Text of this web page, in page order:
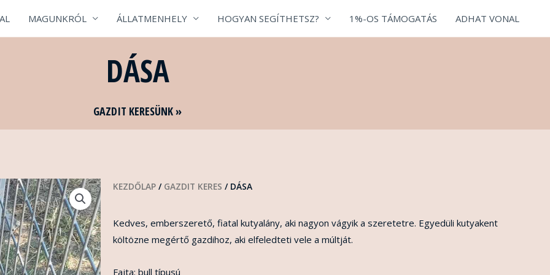
MAGUNKRÓL ÁLLATMENHELY HOGYAN SEGÍTHETSZ? 1%-OS TÁMOGATÁS ADHAT VONAL
DÁSA
GAZDIT KERESÜNK »
KEZDŐLAP / GAZDIT KERES / DÁSA
Kedves, emberszerető, fiatal kutyalány, aki nagyon vágyik a szeretetre. Egyedüli kutyakent
költözne megértő gazdihoz, aki elfeledteti vele a múltját.
Fajta: bull típusú